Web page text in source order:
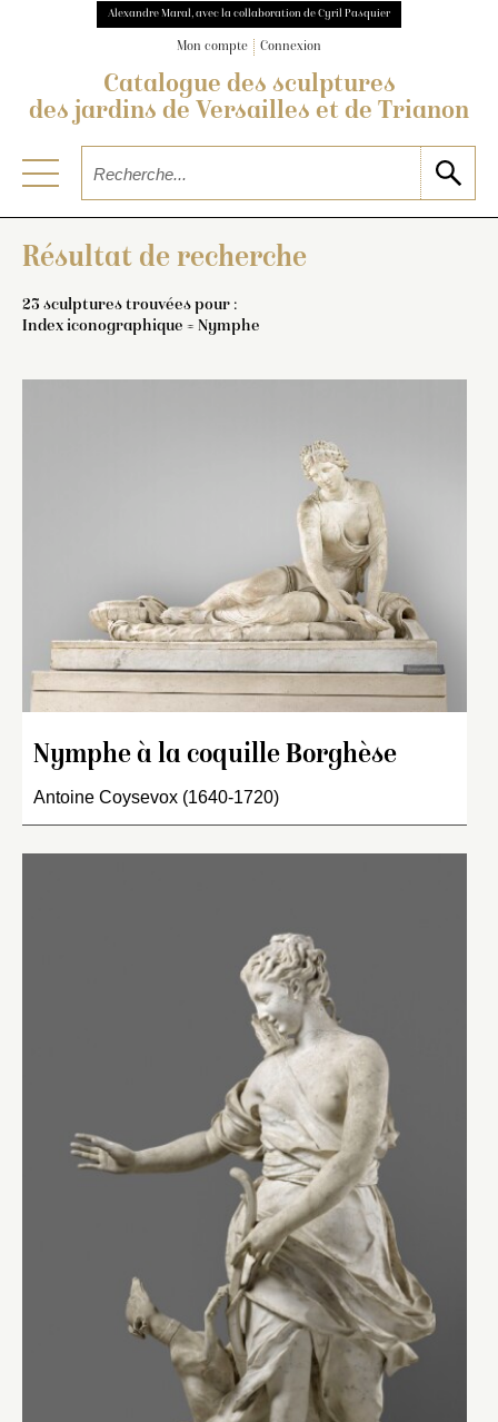
Alexandre Maral, avec la collaboration de Cyril Pasquier
Mon compte Connexion
Catalogue des sculptures
des jardins de Versailles et de Trianon
Résultat de recherche
23 sculptures trouvées pour :
Index iconographique = Nymphe
Nymphe à la coquille Borghèse
Antoine Coysevox (1640-1720)